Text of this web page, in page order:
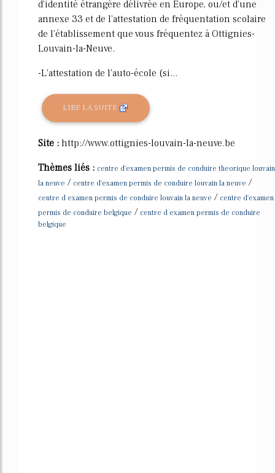
d'identité étrangère délivrée en Europe, ou/et d'une
annexe 33 et de l'attestation de fréquentation scolaire
de l'établissement que vous fréquentez à Ottignies-
Louvain-la-Neuve.
-L'attestation de l'auto-école (si...
LIRE LA SUITE
Site : http://www.ottignies-louvain-la-neuve.be
Thèmes liés : centre d'examen permis de conduire theorique louvain
la neuve / centre d'examen permis de conduire louvain la neuve /
centre d examen permis de conduire louvain la neuve / centre d'examen
permis de conduire belgique / centre d examen permis de conduire
belgique